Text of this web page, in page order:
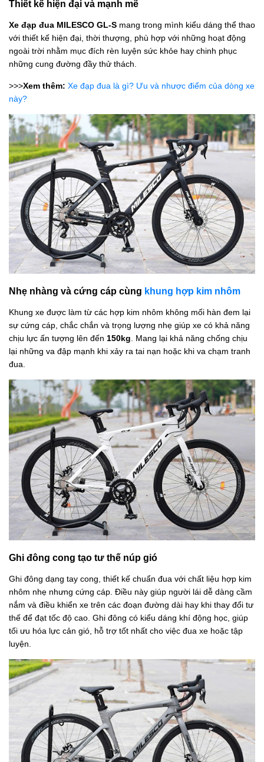
Thiết kế hiện đại và mạnh mẽ
Xe đạp đua MILESCO GL-S mang trong mình kiểu dáng thể thao
với thiết kế hiện đại, thời thượng, phù hợp với những hoạt động
ngoài trời nhằm mục đích rèn luyện sức khỏe hay chinh phục
những cung đường đầy thử thách.
>>>Xem thêm: Xe đạp đua là gì? Ưu và nhược điểm của dòng xe
này?
Nhẹ nhàng và cứng cáp cùng khung hợp kim nhôm
Khung xe được làm từ các hợp kim nhôm không mối hàn đem lại
sự cứng cáp, chắc chắn và trọng lượng nhẹ giúp xe có khả năng
chịu lực ấn tượng lên đến 150kg . Mang lại khả năng chống chịu
lại những va đập mạnh khi xảy ra tai nạn hoặc khi va chạm tranh
đua.
Ghi đông cong tạo tư thế núp gió
Ghi đông dạng tay cong, thiết kế chuẩn đua với chất liệu hợp kim
nhôm nhẹ nhưng cứng cáp. Điều này giúp người lái dễ dàng cầm
nắm và điều khiển xe trên các đoạn đường dài hay khi thay đổi tư
thế để đạt tốc độ cao. Ghi đông có kiểu dáng khí động học, giúp
tối ưu hóa lực cản gió, hỗ trợ tốt nhất cho việc đua xe hoặc tập
luyện.